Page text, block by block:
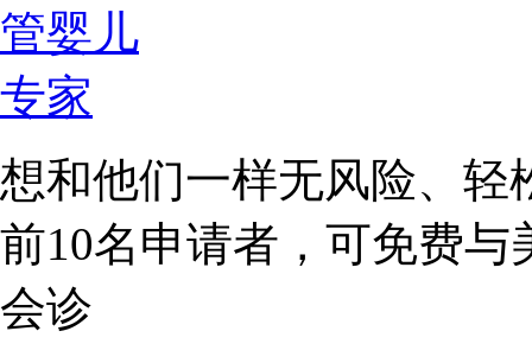
想和他们一样无风险、轻
前10名申请者，可免费与
会诊